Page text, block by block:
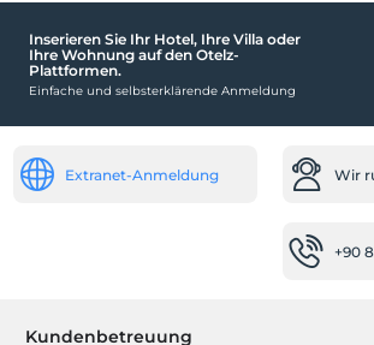
Inserieren Sie Ihr Hotel, Ihre Villa oder
Ihre Wohnung auf den Otelz-
Plattformen.
Einfache und selbsterklärende Anmeldung
Extranet-Anmeldung Wir
+90
Kundenbetreuung